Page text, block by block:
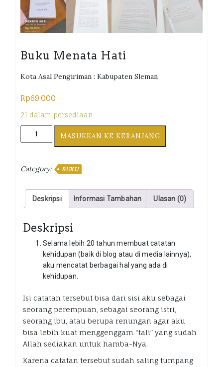
Buku Menata Hati
Kota Asal Pengiriman : Kabupaten Sleman
Rp69.000
21 dalam persediaan
Buku
Menata
MASUKKAN KE KERANJANG
Category: BUKU
Deskripsi Informasi Tambahan Ulasan (0)
Deskripsi
Selama lebih 20 tahun membuat catatan
kehidupan (baik di blog atau di media lainnya),
aku mencatat berbagai hal yang ada di
kehidupan.
Isi catatan tersebut bisa dari sisi aku sebagai
seorang perempuan, sebagai seorang istri,
seorang ibu, atau berupa renungan agar aku
bisa lebih kuat menggenggam “tali” yang sudah
Allah sediakan untuk hamba-Nya.
Karena catatan tersebut sudah saling tumpang